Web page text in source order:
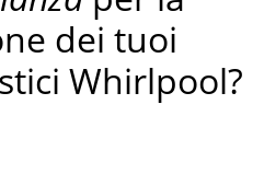
dei tuoi
Whirlpool?